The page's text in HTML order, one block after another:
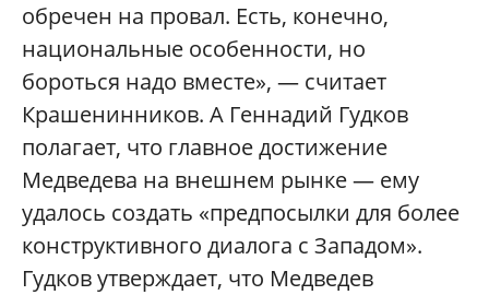
обречен на провал. Есть, конечно,
национальные особенности, но
бороться надо вместе», — считает
Крашенинников. А Геннадий Гудков
полагает, что главное достижение
Медведева на внешнем рынке — ему
удалось создать «предпосылки для более
конструктивного диалога с Западом».
Гудков утверждает, что Медведев